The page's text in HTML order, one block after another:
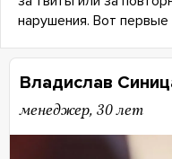
нарушения. Вот
Владислав
менеджер, 30 лет